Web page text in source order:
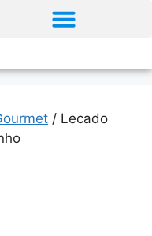
/ Lecado